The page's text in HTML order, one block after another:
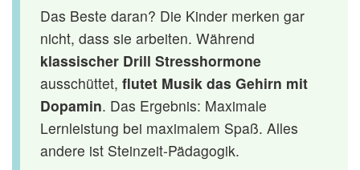
Das Beste daran? Die Kinder merken gar
nicht, dass sie arbeiten. Während
klassischer Drill Stresshormone
ausschüttet, flutet Musik das Gehirn mit
Dopamin. Das Ergebnis: Maximale
Lernleistung bei maximalem Spaß. Alles
andere ist Steinzeit-Pädagogik.